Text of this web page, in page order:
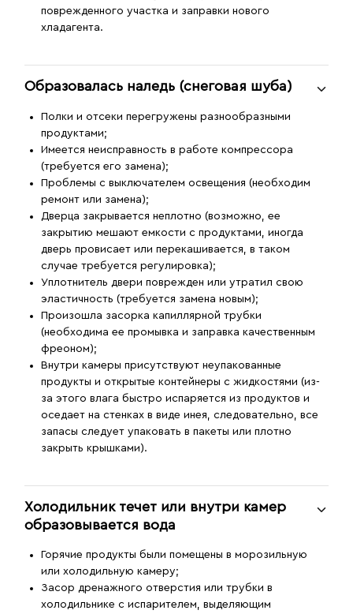
поврежденного участка и заправки нового
хладагента.
Образовалась наледь (снеговая шуба)
Полки и отсеки перегружены разнообразными
продуктами;
Имеется неисправность в работе компрессора
(требуется его замена);
Проблемы с выключателем освещения (необходим
ремонт или замена);
Дверца закрывается неплотно (возможно, ее
закрытию мешают емкости с продуктами, иногда
дверь провисает или перекашивается, в таком
случае требуется регулировка);
Уплотнитель двери поврежден или утратил свою
эластичность (требуется замена новым);
Произошла засорка капиллярной трубки
(необходима ее промывка и заправка качественным
фреоном);
Внутри камеры присутствуют неупакованные
продукты и открытые контейнеры с жидкостями (из-
за этого влага быстро испаряется из продуктов и
оседает на стенках в виде инея, следовательно, все
запасы следует упаковать в пакеты или плотно
закрыть крышками).
Холодильник течет или внутри камер
образовывается вода
Горячие продукты были помещены в морозильную
или холодильную камеру;
Засор дренажного отверстия или трубки в
холодильнике с испарителем, выделяющим